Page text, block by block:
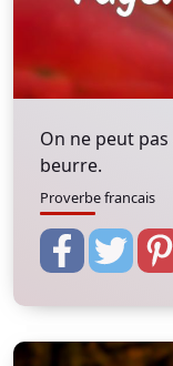
On ne peut
beurre.
Proverbe francais